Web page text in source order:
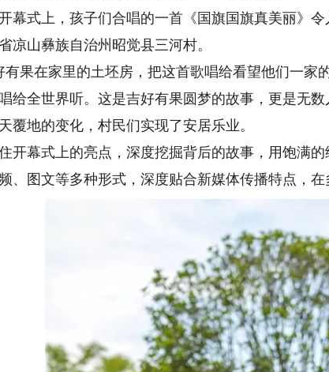
式上，孩子们合唱的一首《国旗国旗真美丽》令
凉山彝族自治州昭觉县三河村。
在家里的土坯房，把这首歌唱给看望他们一家
给全世界听。这是吉好有果圆梦的故事，更是无
覆地的变化，村民们实现了安居乐业。
幕式上的亮点，深度挖掘背后的故事，用饱满的
、图文等多种形式，深度贴合新媒体传播特点，在